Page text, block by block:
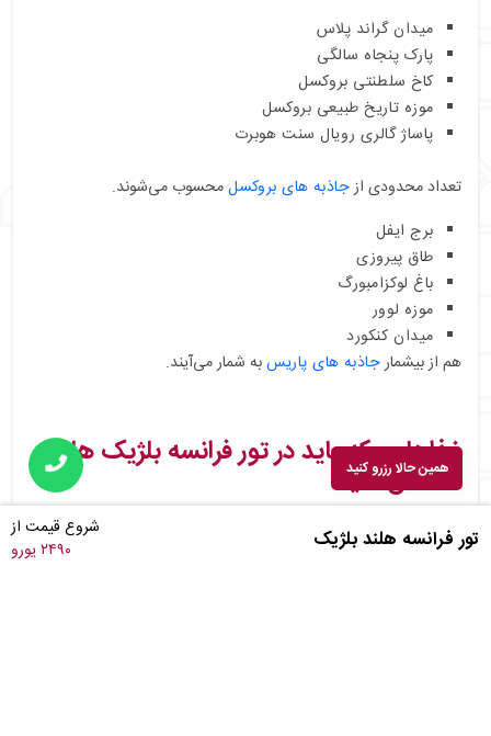
میدان گراند پلاس
پارک پنجاه‌ سالگی
کاخ سلطنتی بروکسل
موزه تاریخ طبیعی بروکسل
پاساژ گالری رویال سنت هوبرت
تعداد محدودی ازجاذبه های بروکسلمحسوب می‌شوند.
برج ایفل
طاق پیروزی
باغ لوکزامبورگ
موزه لوور
میدان کنکورد
هم از بیشمارجاذبه های پاریسبه شمار می‌آیند.
غذاهایی که باید در تور فرانسه بلژیک هلند
امتحان کنید
تور فرانسه هلند بلژیک
شروع قیمت از
۲۴۹۰ یورو
همین حالا رزرو کنید